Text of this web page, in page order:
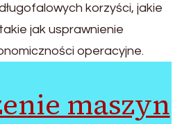
korzyści, jakie
jak usprawnienie
operacyjne.
maszyn